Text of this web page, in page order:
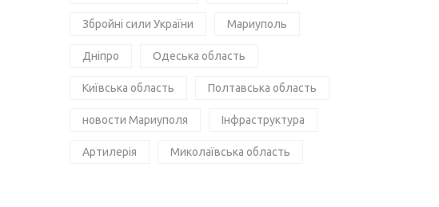
Збройні сили України Мариуполь
Дніпро Одеська область
Київська область Полтавська область
новости Мариуполя Інфраструктура
Артилерія Миколаївська область